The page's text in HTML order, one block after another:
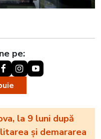
pe:
la 9 luni după
și demararea